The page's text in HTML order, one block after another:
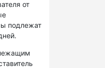
от
подлежат